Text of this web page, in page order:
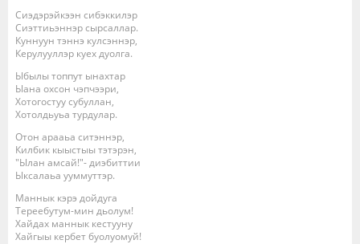
Сиэдэрэйкээн сибэккилэр
Сиэттиьэннэр сырсаллар.
Куннуун тэннэ кулсэннэр,
Керулууллэр куех дуолга.
Ыбылы топпут ынахтар
Ыана охсон чэпчээри,
Хотогостуу субуллан,
Хотолдьуьа турдулар.
Отон арааьа ситэннэр,
Килбик кыыстыы тэтэрэн,
"Ылан амсай!"- диэбиттии
Ыксалаьа ууммуттэр.
Маннык кэрэ дойдуга
Тереебутум-мин дьолум!
Хайдах маннык кестууну
Хайгыы кербет буолуомуй!